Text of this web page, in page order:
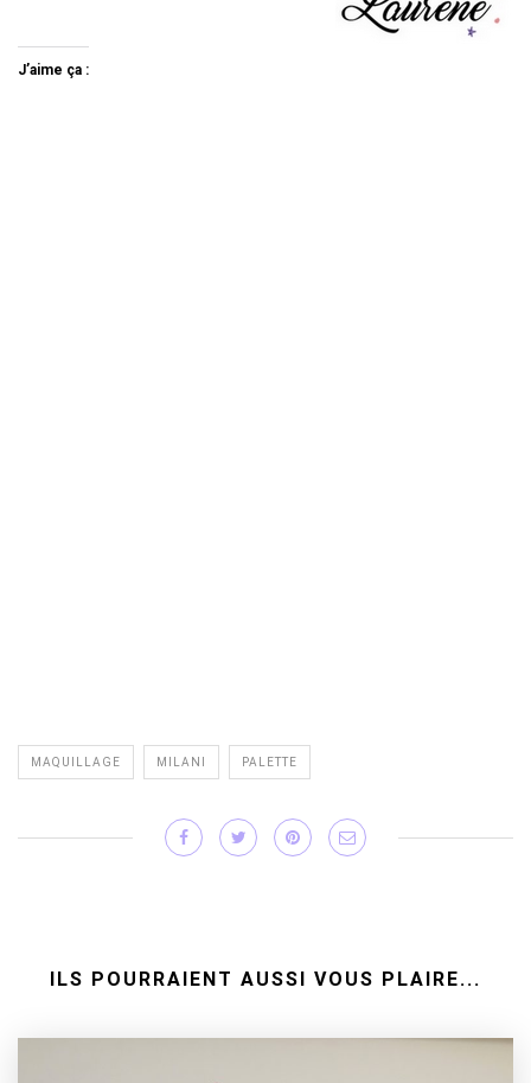
J’aime ça :
MAQUILLAGE MILANI PALETTE
ILS POURRAIENT AUSSI VOUS PLAIRE...